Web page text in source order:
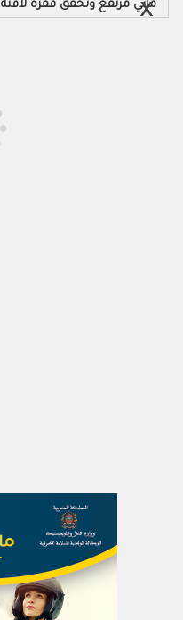
مائي مرتفع وتحقق قفزة لافتة